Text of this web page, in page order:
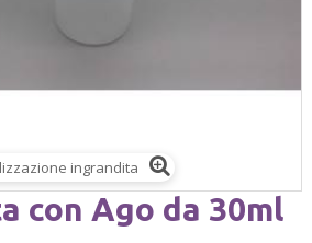
ingrandita
con Ago da 30ml